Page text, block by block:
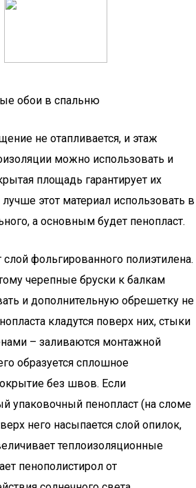
обои в спальню
не отапливается, и этаж
можно использовать и
площадь гарантирует их
этот материал использовать в
а основным будет пенопласт.
фольгированного полиэтилена.
черепные бруски к балкам
и дополнительную обрешетку не
кладутся поверх них, стыки
– заливаются монтажной
образуется сплошное
без швов. Если
упаковочный пенопласт (на сломе
него насыпается слой опилок,
теплоизоляционные
пенополистирол от